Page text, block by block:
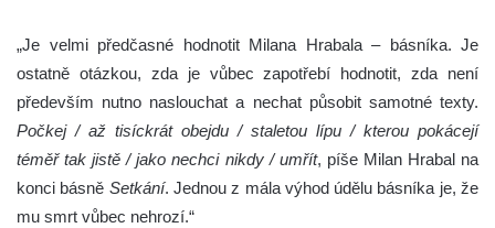
„Je velmi předčasné hodnotit Milana Hrabala – básníka. Je
ostatně otázkou, zda je vůbec zapotřebí hodnotit, zda není
především nutno naslouchat a nechat působit samotné texty.
Počkej / až tisíckrát obejdu / staletou lípu / kterou pokácejí
téměř tak jistě / jako nechci nikdy / umřít, píše Milan Hrabal na
konci básně Setkání. Jednou z mála výhod údělu básníka je, že
mu smrt vůbec nehrozí.“